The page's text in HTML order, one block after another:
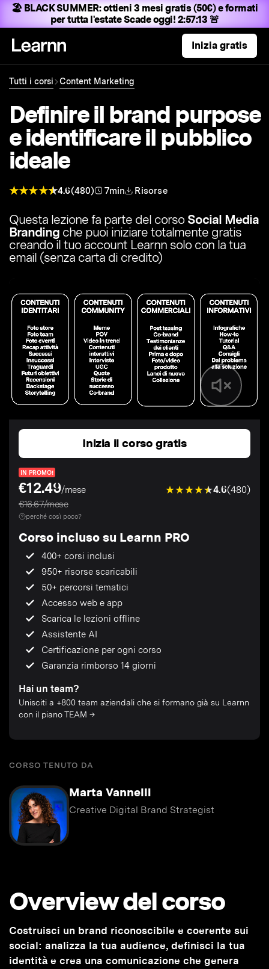
🏖️ BLACK SUMMER:ottieni 3 mesi gratis (50€) e formati
per tutta l'estateScade oggi! 2:57:11 🚨
Inizia gratis
Tutti i corsi Content Marketing
Definire il brand purpose
e identificare il pubblico
ideale
4.6(480) 7min Risorse
Questa lezione fa parte del corso Social Media
Branding che puoi iniziare totalmente gratis
creando il tuo account Learnn solo con la tua
email (senza carta di credito)
Inizia il corso gratis
IN PROMO!
€12.49/mese
€16.67/mese
4.6(480)
perché così poco?
Corso incluso su Learnn PRO
400+ corsi inclusi
950+ risorse scaricabili
50+ percorsi tematici
Accesso web e app
Scarica le lezioni offline
Assistente AI
Certificazione per ogni corso
Garanzia rimborso 14 giorni
Hai un team?
Unisciti a +800 team aziendali che si formano già su Learnn
con il piano TEAM →
CORSO TENUTO DA
Marta Vannelli
Creative Digital Brand Strategist
Overview del corso
Costruisci un brand riconoscibile e coerente sui
social: analizza la tua audience, definisci la tua
identità e crea una comunicazione che genera